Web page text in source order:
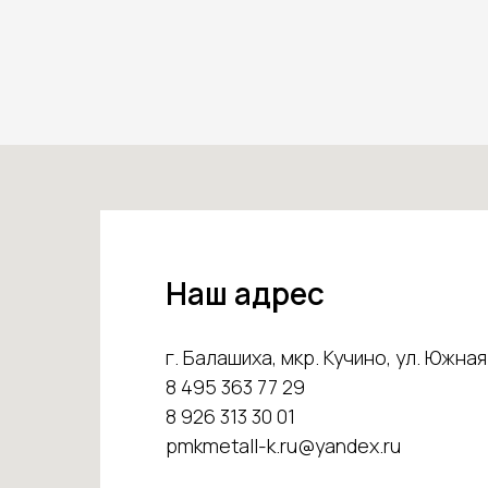
Наш адрес
г. Балашиха, мкр. Кучино, ул. Южная
8 495 363 77 29
8 926 313 30 01
pmkmetall-k.ru@yandex.ru